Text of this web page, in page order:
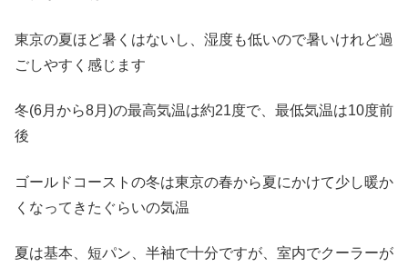
東京の夏ほど暑くはないし、湿度も低いので暑いけれど過
ごしやすく感じます
冬(6月から8月)の最高気温は約21度で、最低気温は10度前
後
ゴールドコーストの冬は東京の春から夏にかけて少し暖か
くなってきたぐらいの気温
夏は基本、短パン、半袖で十分ですが、室内でクーラーが